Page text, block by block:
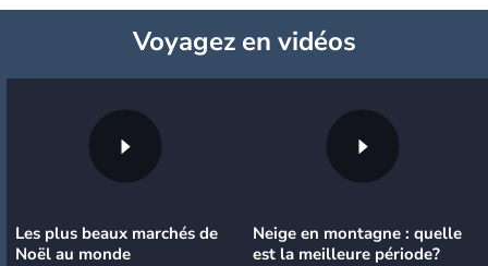
Voyagezen vidéos
Les plus beaux marchés de
Noël au monde
Neige en montagne : quelle
est la meilleure période?